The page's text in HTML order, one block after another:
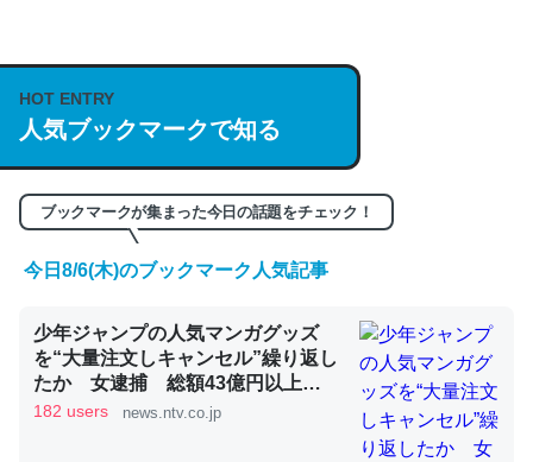
説してる記事が少ないので貴重な良記事。/続編来た
https://isobe324649.hatenablog.com/entry/2023/03/27
/064121
─GPTの仕組みと限界についての考察（１） - conceptualization
くらい。小説でいう「ずっと前の伏線」は回収されないけ
ど、短期記憶というには多い分量。進化すればするほど分
かりやすく強くなりそう
─GPTの仕組みと限界についての考察（１） - conceptualization
HOT ENTRY
人気ブックマークで知る
ブックマークが集まった今日の話題をチェック！
今日8/6(木)のブックマーク人気記事
少年ジャンプの人気マンガグッズ
を“大量注文しキャンセル”繰り返し
たか 女逮捕 総額43億円以上
（2026年8月6日掲載）｜日テレ
182 users news.ntv.co.jp